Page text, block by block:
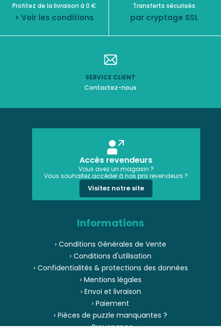
Profitez de la livraison à 0 €
> Voir les conditions
Transferts sécurisés
par cryptage SSL
SERVICE CLIENT
Contactez-nous
Accès revendeurs
Vous avez un magasin ?
Vous souhaitez accéder à nos prix revendeurs ?
Visitez notre site
Informations
› Conditions Générales de Vente
› Conditions d'utilisation
› Confidentialités & protections des données
› Mentions légales
› Envoi et livraison
› Paiement
› Pièces de puzzle manquantes ?